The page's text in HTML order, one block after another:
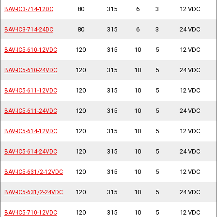
BAV-IC3-714-12DC 80 315 6 3 12 VDC
BAV-IC3-714-24DC 80 315 6 3 24 VDC
BAV-IC5-610-12VDC 120 315 10 5 12 VDC
BAV-IC5-610-24VDC 120 315 10 5 24 VDC
BAV-IC5-611-12VDC 120 315 10 5 12 VDC
BAV-IC5-611-24VDC 120 315 10 5 24 VDC
BAV-IC5-614-12VDC 120 315 10 5 12 VDC
BAV-IC5-614-24VDC 120 315 10 5 24 VDC
BAV-IC5-631/2-12VDC 120 315 10 5 12 VDC
BAV-IC5-631/2-24VDC 120 315 10 5 24 VDC
BAV-IC5-710-12VDC 120 315 10 5 12 VDC
BAV-IC3-714-12DC
BAV-IC3-714-24DC
BAV-IC5-610-12VDC
BAV-IC5-610-24VDC
BAV-IC5-611-12VDC
BAV-IC5-611-24VDC
BAV-IC5-614-12VDC
BAV-IC5-614-24VDC
BAV-IC5-631/2-12VDC
BAV-IC5-631/2-24VDC
BAV-IC5-710-12VDC